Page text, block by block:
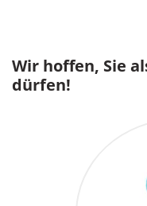
Wir hoffen, Sie
dürfen!